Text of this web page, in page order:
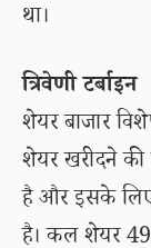
था।
त्रिवेणी टर्बाइन
शेयर बाजार
शेयर खरीदने की
है और इसके लिए
है। कल शेयर